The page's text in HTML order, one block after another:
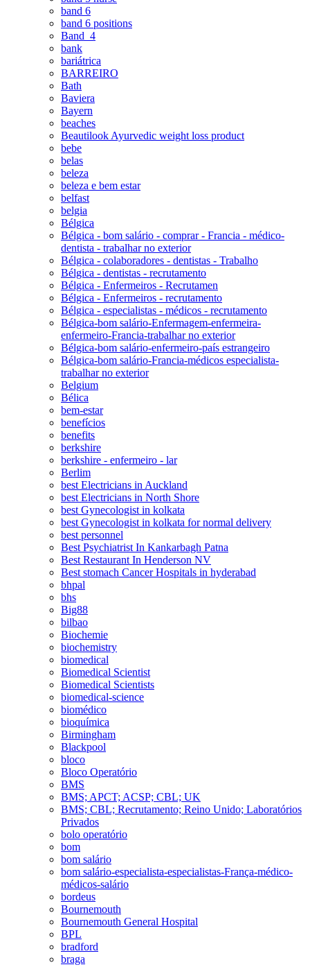
band 6
band 6 positions
Band_4
bank
bariátrica
BARREIRO
Bath
Baviera
Bayern
beaches
Beautilook Ayurvedic weight loss product
bebe
belas
beleza
beleza e bem estar
belfast
belgia
Bélgica
Bélgica - bom salário - comprar - Francia - médico-
dentista - trabalhar no exterior
Bélgica - colaboradores - dentistas - Trabalho
Bélgica - dentistas - recrutamento
Bélgica - Enfermeiros - Recrutamen
Bélgica - Enfermeiros - recrutamento
Bélgica - especialistas - médicos - recrutamento
Bélgica-bom salário-Enfermagem-enfermeira-
enfermeiro-Francia-trabalhar no exterior
Bélgica-bom salário-enfermeiro-país estrangeiro
Bélgica-bom salário-Francia-médicos especialista-
trabalhar no exterior
Belgium
Bélica
bem-estar
benefícios
benefits
berkshire
berkshire - enfermeiro - lar
Berlim
best Electricians in Auckland
best Electricians in North Shore
best Gynecologist in kolkata
best Gynecologist in kolkata for normal delivery
best personnel
Best Psychiatrist In Kankarbagh Patna
Best Restaurant In Henderson NV
Best stomach Cancer Hospitals in hyderabad
bhpal
bhs
Big88
bilbao
Biochemie
biochemistry
biomedical
Biomedical Scientist
Biomedical Scientists
biomedical-science
biomédico
bioquímica
Birmingham
Blackpool
bloco
Bloco Operatório
BMS
BMS; APCT; ACSP; CBL; UK
BMS; CBL; Recrutamento; Reino Unido; Laboratórios
Privados
bolo operatório
bom
bom salário
bom salário-especialista-especialistas-França-médico-
médicos-salário
bordeus
Bournemouth
Bournemouth General Hospital
BPL
bradford
braga